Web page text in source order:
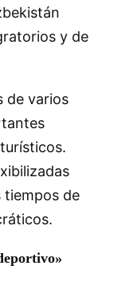
y de
de varios
tiempos de